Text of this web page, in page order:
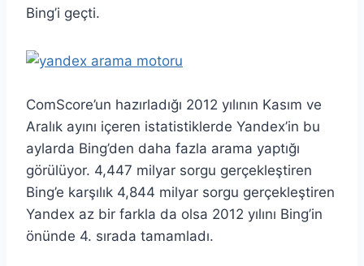
Bing’i geçti.
ComScore’un hazırladığı 2012 yılının Kasım ve
Aralık ayını içeren istatistiklerde Yandex’in bu
aylarda Bing’den daha fazla arama yaptığı
görülüyor. 4,447 milyar sorgu gerçekleştiren
Bing’e karşılık 4,844 milyar sorgu gerçekleştiren
Yandex az bir farkla da olsa 2012 yılını Bing’in
önünde 4. sırada tamamladı.